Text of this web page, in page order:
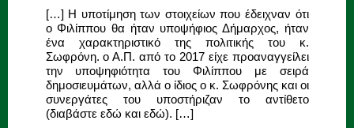
[…] Η υποτίμηση των στοιχείων που έδειχναν ότι
ο Φιλίππου θα ήταν υποψήφιος Δήμαρχος, ήταν
ένα χαρακτηριστικό της πολιτικής του κ.
Σωφρόνη. ο Α.Π. από το 2017 είχε προαναγγείλει
την υποψηφιότητα του Φιλίππου με σειρά
δημοσιευμάτων, αλλά ο ίδιος ο κ. Σωφρόνης και οι
συνεργάτες του υποστήριζαν το αντίθετο
(διαβάστε εδώ και εδώ). […]